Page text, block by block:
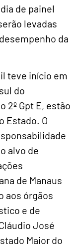
de painel
levadas
da
teve início em
do
2º Gpt E, estão
Estado. O
alvo de
de Manaus
aos órgãos
e de
José
Maior do